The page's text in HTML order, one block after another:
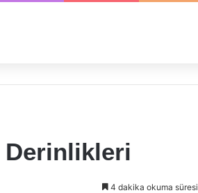
Derinlikleri
4 dakika okuma süresi